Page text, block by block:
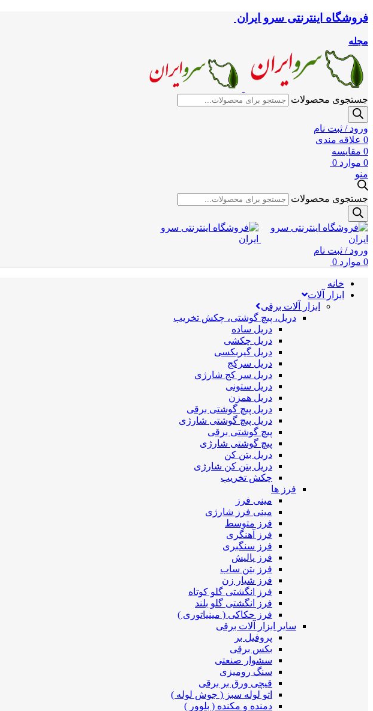
فروشگاه اینترنتی سرو ایران
مجله
جستجوی محصولات
ورود / ثبت نام
0 علاقه مندی
0 مقایسه
0 موارد 0
منو
جستجوی محصولات
ورود / ثبت نام
0 موارد 0
خانه
ابزار آلات
ابزار آلات برقی
دریل، پیچ گوشتی، چکش تخریب
دریل ساده
دریل چکشی
دریل گیربکسی
دریل سرکج
دریل سر کج شارژی
دریل ستونی
دریل همزن
دریل پیچ گوشتی برقی
دریل پیچ گوشتی شارژی
پیچ گوشتی برقی
پیچ گوشتی شارژی
دریل بتن کن
دریل بتن کن شارژی
چکش تخریب
فرز ها
مینی فرز
مینی فرز شارژی
فرز متوسط
فرز آهنگری
فرز سنگبری
فرز پالیش
فرز بتن ساب
فرز شیار زن
فرز انگشتی گلو کوتاه
فرز انگشتی گلو بلند
فرز حکاکی ( مینیاتوری )
سایر ابزار آلات برقی
پروفیل بر
بکس برقی
سشوار صنعتی
سنگ رومیزی
قیچی ورق بر برقی
اتو لوله سبز ( جوش لوله )
دمنده و مکنده ( بلوور )